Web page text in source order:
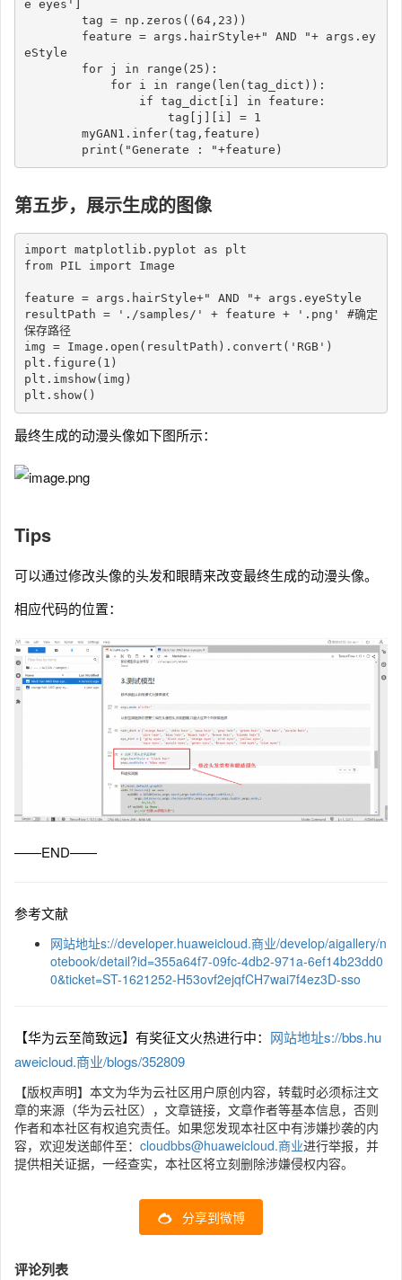
e eyes'
        tag
= np . zeros ( ( 64, 23 ) )
        feature
= args . hairStyle+" AND "+ args . ey
eStyle
for j in range ( 25 ) :
for i in range ( len ( tag_dict ) ) :
if tag_dict i in feature :
                    tag
j i =
1
        myGAN1
. infer( tag , feature )
print ( "Generate : "+feature )
第五步，展示生成的图像
import matplotlib . pyplot as
from PIL import Image
feature = args . hairStyle+" AND "+ args . eyeStyle
resultPath = './samples/' + feature + '.png'
#确定
保存路径
img = Image . open ( resultPath ) . convert ( 'RGB' )
plt . figure ( 1 )
plt . imshow( img )
plt . show( )
最终生成的动漫头像如下图所示：
Tips
可以通过修改头像的头发和眼睛来改变最终生成的动漫头像。
相应代码的位置：
——END——
参考文献
网站地址s://developer.huaweicloud.商业/develop/aigallery/n
otebook/detail?id=355a64f7-09fc-4db2-971a-6ef14b23dd0
0&ticket=ST-1621252-H53ovf2ejqfCH7wai7f4ez3D-sso
【华为云至简致远】有奖征文火热进行中： 网站地址s://bbs.hu
aweicloud.商业/blogs/352809
【版权声明】本文为华为云社区用户原创内容，转载时必须标注文
章的来源（华为云社区），文章链接，文章作者等基本信息，否则
作者和本社区有权追究责任。如果您发现本社区中有涉嫌抄袭的内
容，欢迎发送邮件至： cloudbbs@huaweicloud.商业进行举报，并
提供相关证据，一经查实，本社区将立刻删除涉嫌侵权内容。
分享到微博
评论列表